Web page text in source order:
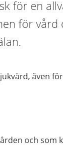
för en
för vård
även
och som